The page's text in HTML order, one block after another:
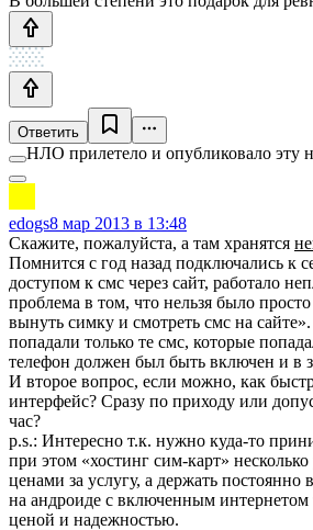
Ответить
НЛО прилетело и опубликовало эту
edogs8 мар 2013 в 13:48
Скажите, пожалуйста, а там хранятся
Помнится с год назад подключались к
доступом к смс через сайт, работало
проблема в том, что нельзя было
вынуть симку и смотреть смс на
попадали только те смс, которые
телефон должен был быть включен и в
И второе вопрос, если можно, как
интерфейс? Сразу по приходу или
час?
p.s.: Интересно т.к. нужно куда-то
при этом «хостинг сим-карт»
ценами за услугу, а держать
на андроиде с включенным интернетом
ценой и надежностью.